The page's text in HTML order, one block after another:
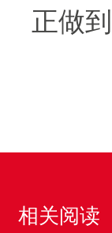
正做
相关阅读